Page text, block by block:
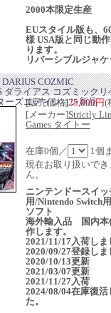
2000本限定生産
EUスタイル版も、
様 USA版と同じ動
ります。
リバーシブルジャ
COZMIC
ダライアス コズミックリ
ーズエディション新品
[販売価格]25,000円(
[メーカー]Strictly
Games タイトー
在庫0個／
1個
現在お取り扱いでき
ん。
ニンテンドースイッ
用/Nintendo Switch
ソフト
海外輸入品 国内本
作します。
2021/11/17入荷しま
2020/09/27登録しま
2020/10/13更新
2021/03/07更新
2021/11/27入荷
2024/08/04在庫復活
た。